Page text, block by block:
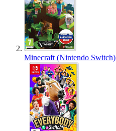
Minecraft (Nintendo Switch)